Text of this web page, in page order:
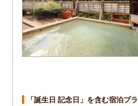
「誕生日 記念日」を含む宿泊プ